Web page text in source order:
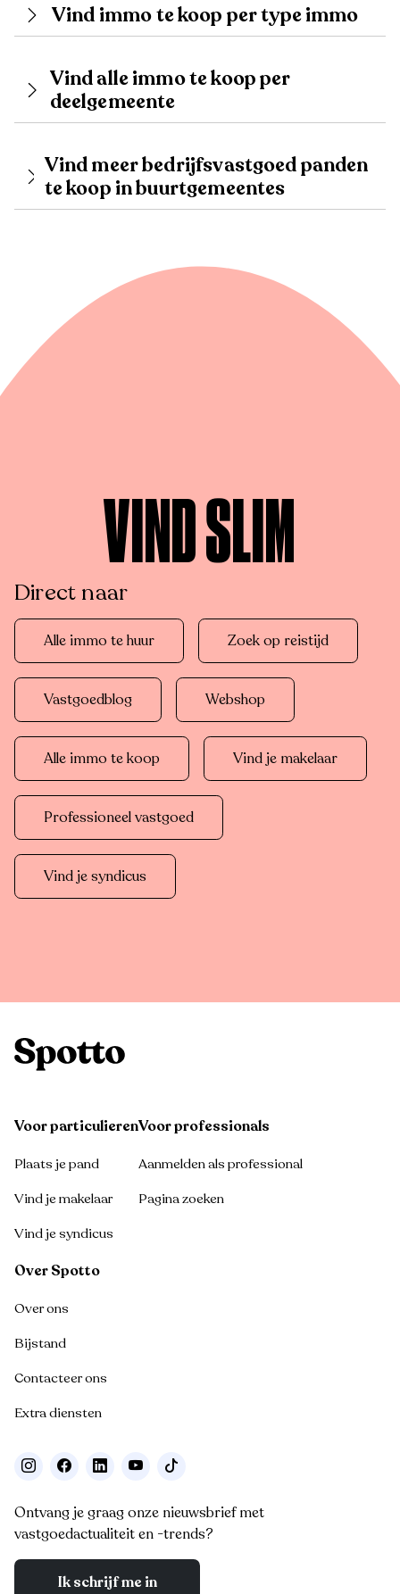
Vind immo te koop per type immo
Vind alle immo te koop per
deelgemeente
Vind meer bedrijfsvastgoed panden
te koop in buurtgemeentes
VIND SLIM
Direct naar
Alle immo te huur Zoek op reistijd
Vastgoedblog Webshop
Alle immo te koop Vind je makelaar
Professioneel vastgoed
Vind je syndicus
Voor particulieren
Plaats je pand
Vind je makelaar
Vind je syndicus
Voor professionals
Aanmelden als professional
Pagina zoeken
Over Spotto
Over ons
Bijstand
Contacteer ons
Extra diensten
Ontvang je graag onze nieuwsbrief met
vastgoedactualiteit en -trends?
Ik schrijf me in